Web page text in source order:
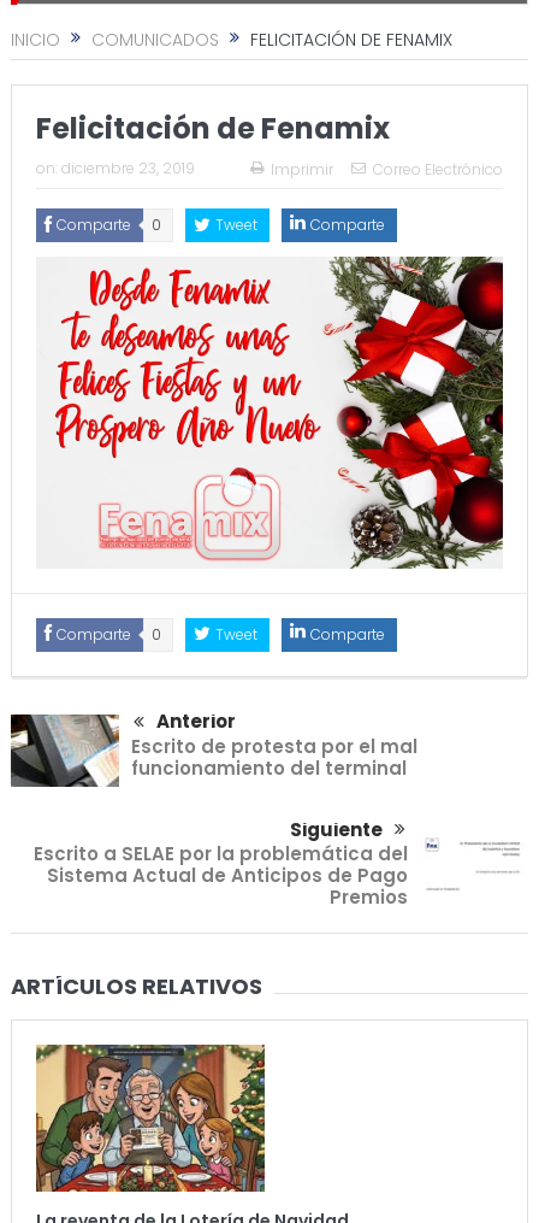
INICIO COMUNICADOS FELICITACIÓN DE FENAMIX
Felicitación de Fenamix
on: diciembre 23, 2019 Imprimir Correo Electrónico
Comparte 0 Tweet Comparte
Comparte 0 Tweet Comparte
Anterior
Escrito de protesta por el mal
funcionamiento del terminal
Siguiente
Escrito a SELAE por la problemática del
Sistema Actual de Anticipos de Pago
Premios
ARTÍCULOS RELATIVOS